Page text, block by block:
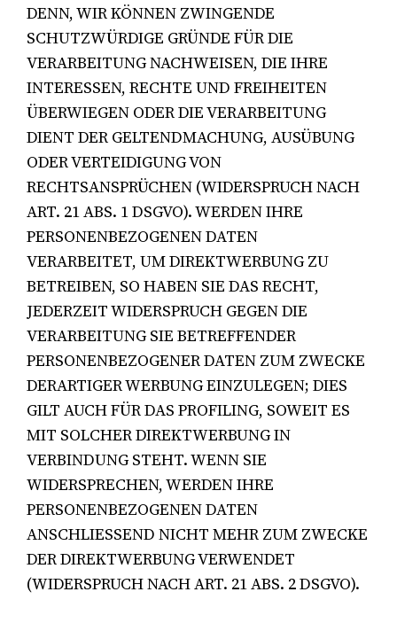
DENN, WIR KÖNNEN ZWINGENDE
SCHUTZWÜRDIGE GRÜNDE FÜR DIE
VERARBEITUNG NACHWEISEN, DIE IHRE
INTERESSEN, RECHTE UND FREIHEITEN
ÜBERWIEGEN ODER DIE VERARBEITUNG
DIENT DER GELTENDMACHUNG, AUSÜBUNG
ODER VERTEIDIGUNG VON
RECHTSANSPRÜCHEN (WIDERSPRUCH NACH
ART. 21 ABS. 1 DSGVO). WERDEN IHRE
PERSONENBEZOGENEN DATEN
VERARBEITET, UM DIREKTWERBUNG ZU
BETREIBEN, SO HABEN SIE DAS RECHT,
JEDERZEIT WIDERSPRUCH GEGEN DIE
VERARBEITUNG SIE BETREFFENDER
PERSONENBEZOGENER DATEN ZUM ZWECKE
DERARTIGER WERBUNG EINZULEGEN; DIES
GILT AUCH FÜR DAS PROFILING, SOWEIT ES
MIT SOLCHER DIREKTWERBUNG IN
VERBINDUNG STEHT. WENN SIE
WIDERSPRECHEN, WERDEN IHRE
PERSONENBEZOGENEN DATEN
ANSCHLIESSEND NICHT MEHR ZUM ZWECKE
DER DIREKTWERBUNG VERWENDET
(WIDERSPRUCH NACH ART. 21 ABS. 2 DSGVO).